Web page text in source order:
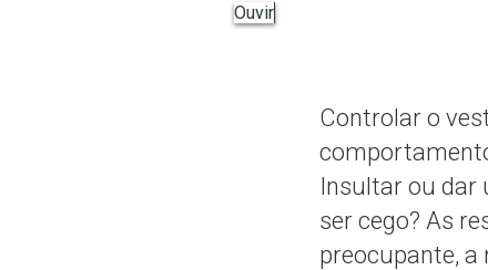
Ouvir
Controlar o
Insultar ou dar
ser cego? As
preocupante, a